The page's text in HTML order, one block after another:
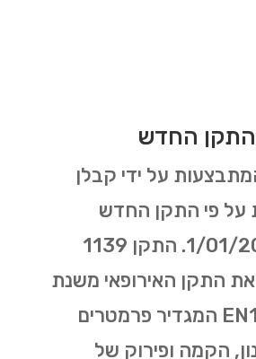
התקן החדש
על ידי קבלן
על פי התקן החדש
שאושר ב-1/01/2019. התקן 1139
את התקן האירופאי משנת
2003- EN12811 המגדיר פרמטרים
הקמה ופירוק של